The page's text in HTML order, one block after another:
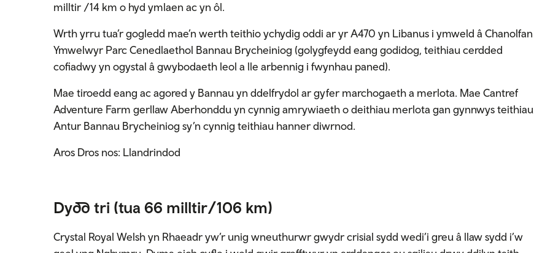
milltir /14 km o hyd ymlaen ac yn ôl.
Wrth yrru tua’r gogledd mae’n werth teithio ychydig oddi ar yr A470 yn Libanus i ymweld â Chanolfan
Ymwelwyr Parc Cenedlaethol Bannau Brycheiniog (golygfeydd eang godidog, teithiau cerdded
cofiadwy yn ogystal â gwybodaeth leol a lle arbennig i fwynhau paned).
Mae tiroedd eang ac agored y Bannau yn ddelfrydol ar gyfer marchogaeth a merlota. Mae Cantref
Adventure Farm gerllaw Aberhonddu yn cynnig amrywiaeth o deithiau merlota gan gynnwys teithiau
Antur Bannau Brycheiniog sy’n cynnig teithiau hanner diwrnod.
Aros Dros nos: Llandrindod
Dydd tri (tua 66 milltir/106 km)
Crystal Royal Welsh yn Rhaeadr yw’r unig wneuthurwr gwydr crisial sydd wedi’i greu â llaw sydd i’w